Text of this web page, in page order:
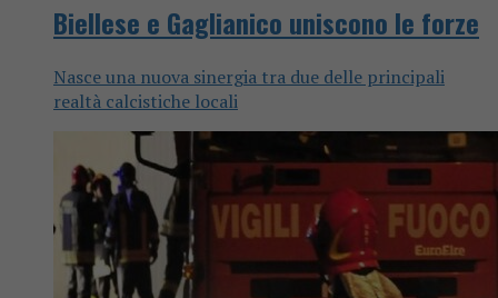
Biellese e Gaglianico uniscono le forze
Nasce una nuova sinergia tra due delle principali
realtà calcistiche locali